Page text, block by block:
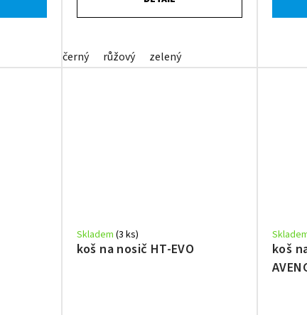
černý růžový zelený
koš na nosič HT-EVO
Skladem (3 ks)
koš